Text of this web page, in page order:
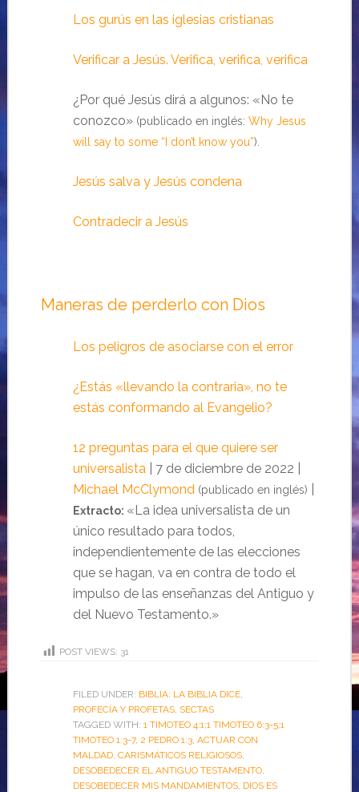
Los gurús en las iglesias cristianas
Verificar a Jesús. Verifica, verifica, verifica
¿Por qué Jesús dirá a algunos: «No te
conozco» (publicado en inglés: Why Jesus
will say to some “I don’t know you”).
Jesús salva y Jesús condena
Contradecir a Jesús
Maneras de perderlo con Dios
Los peligros de asociarse con el error
¿Estás «llevando la contraria», no te
estás conformando al Evangelio?
12 preguntas para el que quiere ser
universalista | 7 de diciembre de 2022 |
Michael McClymond (publicado en inglés)
Extracto: «La idea universalista de un
único resultado para todos,
independientemente de las elecciones
que se hagan, va en contra de todo el
impulso de las enseñanzas del Antiguo y
del Nuevo Testamento.»
POST VIEWS: 31
FILED UNDER: BIBLIA: LA BIBLIA DICE,
PROFECÍA Y PROFETAS, SECTAS
TAGGED WITH: 1 TIMOTEO 4:1;1 TIMOTEO 6:3-5;1
TIMOTEO 1:3-7, 2 PEDRO 1:3, ACTUAR CON
MALDAD, CARISMÁTICOS RELIGIOSOS,
DESOBEDECER EL ANTIGUO TESTAMENTO,
DESOBEDECER MIS MANDAMIENTOS, DIOS ES